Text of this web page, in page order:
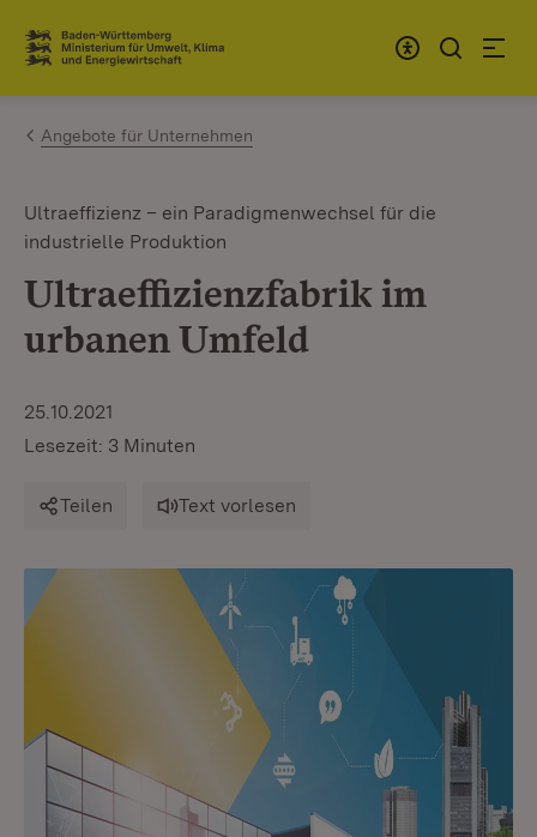
Zum Inhalt springen
Link zur Startseite
Angebote für Unternehmen
Ultraeffizienz – ein Paradigmenwechsel für die
industrielle Produktion
Ultraeffizienzfabrik im
urbanen Umfeld
25.10.2021
Lesezeit: 3 Minuten
Teilen Text vorlesen